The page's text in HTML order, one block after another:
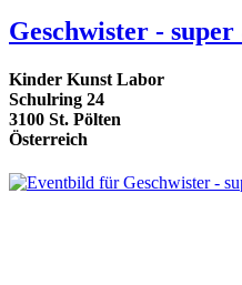
Geschwister -
Kinder Kunst Labor
Schulring 24
3100 St. Pölten
Österreich